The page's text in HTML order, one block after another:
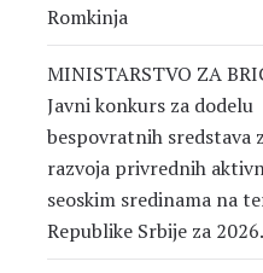
Romkinja
MINISTARSTVO ZA
Javni konkurs za dodelu
bespovratnih sredstava
razvoja privrednih
seoskim sredinama na
Republike Srbije za